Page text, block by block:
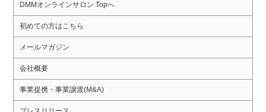
DMMオンラインサロン Topへ
初めての方はこちら
メールマガジン
会社概要
事業提携・事業譲渡(M&A)